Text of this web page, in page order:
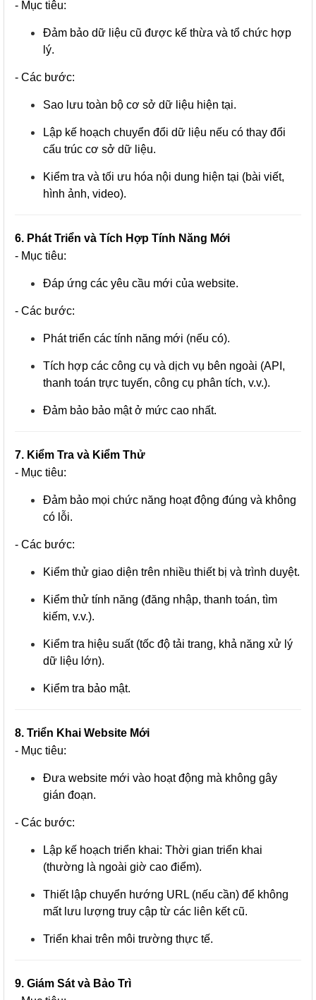
- Mục tiêu:
Đảm bảo dữ liệu cũ được kế thừa và tổ chức hợp
lý.
- Các bước:
Sao lưu toàn bộ cơ sở dữ liệu hiện tại.
Lập kế hoạch chuyển đổi dữ liệu nếu có thay đổi
cấu trúc cơ sở dữ liệu.
Kiểm tra và tối ưu hóa nội dung hiện tại (bài viết,
hình ảnh, video).
6. Phát Triển và Tích Hợp Tính Năng Mới
- Mục tiêu:
Đáp ứng các yêu cầu mới của website.
- Các bước:
Phát triển các tính năng mới (nếu có).
Tích hợp các công cụ và dịch vụ bên ngoài (API,
thanh toán trực tuyến, công cụ phân tích, v.v.).
Đảm bảo bảo mật ở mức cao nhất.
7. Kiểm Tra và Kiểm Thử
- Mục tiêu:
Đảm bảo mọi chức năng hoạt động đúng và không
có lỗi.
- Các bước:
Kiểm thử giao diện trên nhiều thiết bị và trình duyệt.
Kiểm thử tính năng (đăng nhập, thanh toán, tìm
kiếm, v.v.).
Kiểm tra hiệu suất (tốc độ tải trang, khả năng xử lý
dữ liệu lớn).
Kiểm tra bảo mật.
8. Triển Khai Website Mới
- Mục tiêu:
Đưa website mới vào hoạt động mà không gây
gián đoạn.
- Các bước:
Lập kế hoạch triển khai: Thời gian triển khai
(thường là ngoài giờ cao điểm).
Thiết lập chuyển hướng URL (nếu cần) để không
mất lưu lượng truy cập từ các liên kết cũ.
Triển khai trên môi trường thực tế.
9. Giám Sát và Bảo Trì